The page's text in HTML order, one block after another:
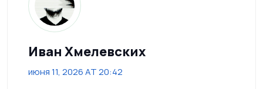
Иван Хмелевских
июня 11, 2026 AT 20:42